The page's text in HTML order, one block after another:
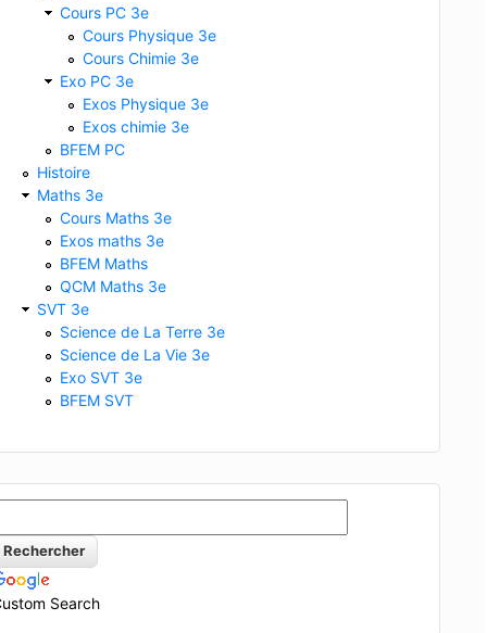
Cours PC 3e
Cours Physique 3e
Cours Chimie 3e
Exo PC 3e
Exos Physique 3e
Exos chimie 3e
BFEM PC
Histoire
Maths 3e
Cours Maths 3e
Exos maths 3e
BFEM Maths
QCM Maths 3e
SVT 3e
Science de La Terre 3e
Science de La Vie 3e
Exo SVT 3e
BFEM SVT
Search